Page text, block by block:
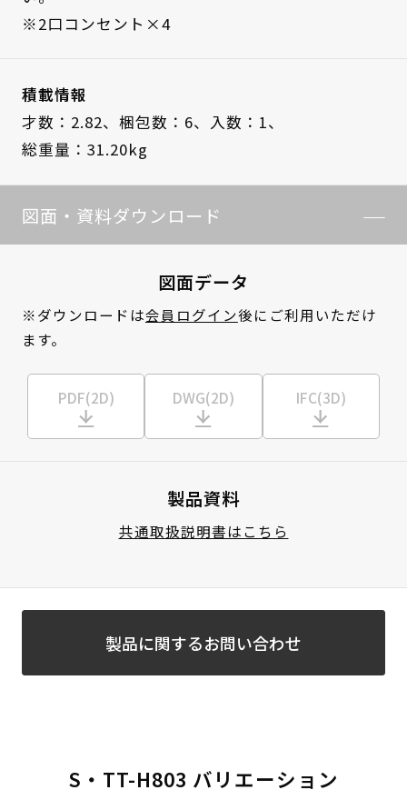
※2口コンセント×4
積載情報
才数：2.82、 梱包数：6、 入数：1、
総重量：31.20kg
図面・資料ダウンロード
図面データ
※ダウンロードは会員ログイン後にご利用いただけ
ます。
PDF(2D) DWG(2D) IFC(3D)
製品資料
共通取扱説明書はこちら
製品に関するお問い合わせ
S・TT-H803 バリエーション